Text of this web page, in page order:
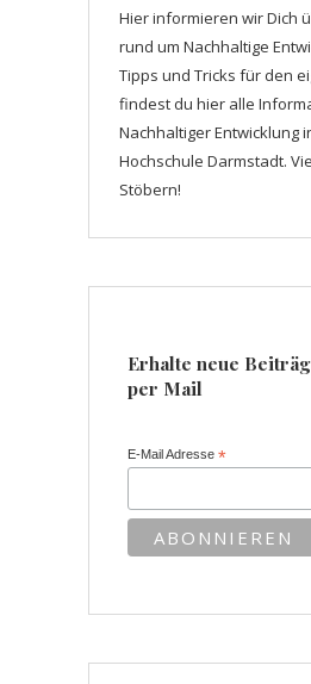
Hier informieren wir Dich
rund um Nachhaltige
Tipps und Tricks für den
findest du hier alle
Nachhaltiger Entwicklung
Hochschule Darmstadt.
Stöbern!
Erhalte neue
per Mail
E-Mail Adresse*